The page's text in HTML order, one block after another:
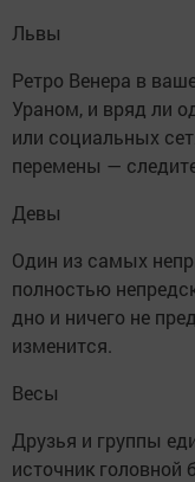
Львы
Ретро Венера в
Ураном, и вряд ли
или социальных
перемены —
Девы
Один из самых
полностью
дно и ничего не
изменится.
Весы
Друзья и группы
источник